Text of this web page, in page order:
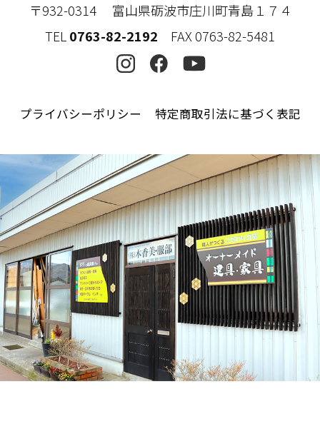
〒932-0314 富山県砺波市庄川町青島１７４
TEL0763-82-2192 FAX 0763-82-5481
プライバシーポリシー 特定商取引法に基づく表記